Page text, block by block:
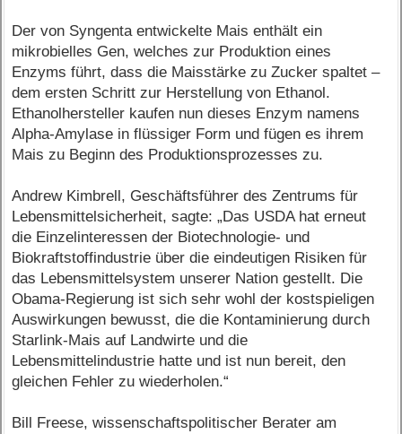
Der von Syngenta entwickelte Mais enthält ein
mikrobielles Gen, welches zur Produktion eines
Enzyms führt, dass die Maisstärke zu Zucker spaltet –
dem ersten Schritt zur Herstellung von Ethanol.
Ethanolhersteller kaufen nun dieses Enzym namens
Alpha-Amylase in flüssiger Form und fügen es ihrem
Mais zu Beginn des Produktionsprozesses zu.
Andrew Kimbrell, Geschäftsführer des Zentrums für
Lebensmittelsicherheit, sagte: „Das USDA hat erneut
die Einzelinteressen der Biotechnologie- und
Biokraftstoffindustrie über die eindeutigen Risiken für
das Lebensmittelsystem unserer Nation gestellt. Die
Obama-Regierung ist sich sehr wohl der kostspieligen
Auswirkungen bewusst, die die Kontaminierung durch
Starlink-Mais auf Landwirte und die
Lebensmittelindustrie hatte und ist nun bereit, den
gleichen Fehler zu wiederholen.“
Bill Freese, wissenschaftspolitischer Berater am